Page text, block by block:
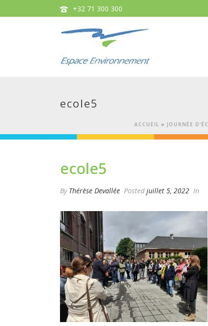
+32 71 300 300
ecole5
ACCUEIL » JOURNÉE
ecole5
By Thérèse Devallée Posted juillet 5, 2022 In